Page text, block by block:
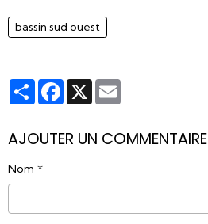
bassin sud ouest
PartagerFacebook
X
AJOUTER UN COMMENTAIRE
Nom